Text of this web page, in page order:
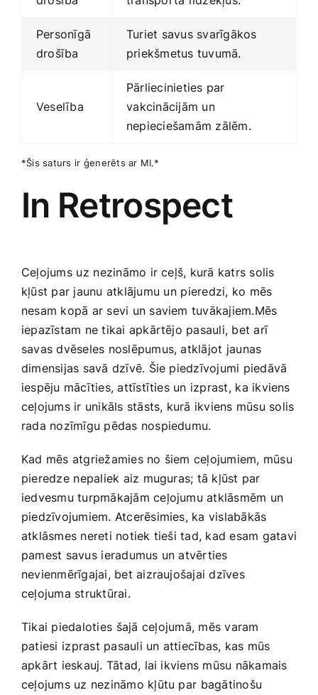
Personīgā
drošība
Turiet savus svarīgākos
priekšmetus tuvumā.
Veselība
Pārliecinieties ‍par
⁢vakcinācijām un‌
nepieciešamām zālēm.
*Šis saturs ir ⁤ģenerēts ar​ MI.*
In ⁤Retrospect
Ceļojums ⁢uz⁣ nezināmo ir ceļš, kurā katrs ​solis
kļūst par jaunu atklājumu⁢ un⁢ pieredzi, ko mēs
nesam kopā ar sevi un saviem tuvākajiem.Mēs
iepazīstam ne tikai apkārtējo pasauli, bet arī
savas ‌dvēseles noslēpumus, atklājot⁤ jaunas
dimensijas savā dzīvē. Šie piedzīvojumi piedāvā​
iespēju mācīties, attīstīties un izprast, ⁢ka ikviens
ceļojums ir unikāls stāsts, kurā ikviens mūsu solis
rada nozīmīgu pēdas nospiedumu.
Kad mēs atgriežamies no šiem ceļojumiem, mūsu
pieredze ⁢nepaliek aiz muguras; tā kļūst par
iedvesmu turpmākajām ceļojumu atklāsmēm un
‌piedzīvojumiem. Atcerēsimies, ka vislabākās
atklāsmes nereti ‌notiek tieši tad, kad esam gatavi
pamest savus ⁤ieradumus un atvērties
nevienmērīgajai, bet aizraujošajai dzīves
ceļojuma struktūrai.
Tikai piedaloties⁤ šajā⁣ ceļojumā, mēs varam
patiesi⁢ izprast pasauli un attiecības, kas​ mūs
apkārt ieskauj. Tātad, lai ikviens‌ mūsu nākamais
ceļojums uz ​nezināmo kļūtu‌ par ⁣bagātinošu